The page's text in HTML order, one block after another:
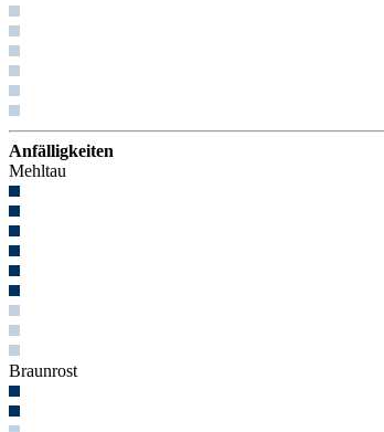
Anfälligkeiten
Mehltau
Braunrost